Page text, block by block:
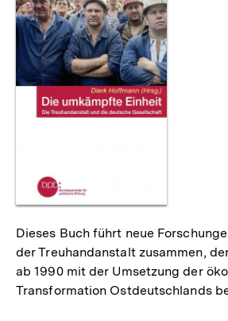
Dieses Buch führt neue
der Treuhandanstalt zusammen,
ab 1990 mit der Umsetzung der
Transformation Ostdeutschlands